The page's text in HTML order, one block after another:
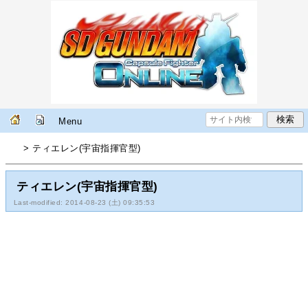
Menu
> ティエレン(宇宙指揮官型)
ティエレン(宇宙指揮官型)
Last-modified: 2014-08-23 (土) 09:35:53